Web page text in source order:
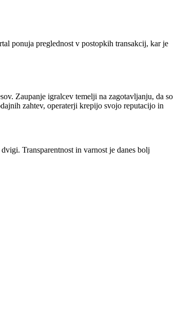
ponuja preglednost v postopkih transakcij, kar je
Zaupanje igralcev temelji na zagotavljanju, da so
zahtev, operaterji krepijo svojo reputacijo in
Transparentnost in varnost je danes bolj